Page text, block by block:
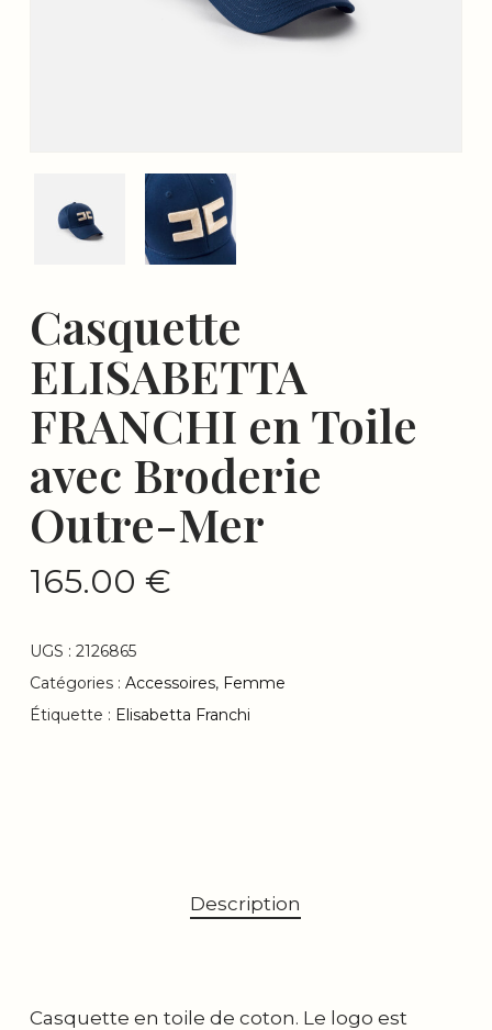
Casquette
ELISABETTA
FRANCHI en Toile
avec Broderie
Outre-Mer
165.00 €
UGS : 2126865
Catégories : Accessoires, Femme
Étiquette : Elisabetta Franchi
Description
Casquette en toile de coton. Le logo est